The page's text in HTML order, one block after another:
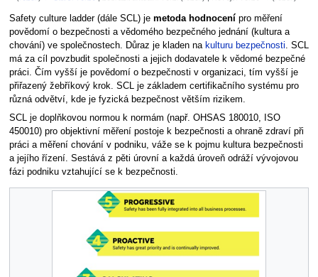
Skočit
na
navigaci
Skočit
na
vyhledávání
Safety culture ladder (dále SCL) je metoda hodnocení pro měření
povědomí o bezpečnosti a vědomého bezpečného jednání (kultura a
chování) ve společnostech. Důraz je kladen na kulturu bezpečnosti. SCL
má za cíl povzbudit společnosti a jejich dodavatele k vědomé bezpečné
práci. Čím vyšší je povědomí o bezpečnosti v organizaci, tím vyšší je
přiřazený žebříkový krok. SCL je základem certifikačního systému pro
různá odvětví, kde je fyzická bezpečnost větším rizikem.
SCL je doplňkovou normou k normám (např. OHSAS 180010, ISO
450010) pro objektivní měření postoje k bezpečnosti a ohraně zdraví při
práci a měření chování v podniku, váže se k pojmu kultura bezpečnosti
a jejího řízení. Sestává z pěti úrovní a každá úroveň odráží vývojovou
fázi podniku vztahující se k bezpečnosti.